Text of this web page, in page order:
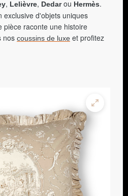
, Lelièvre, Dedarou Hermès.
exclusive d'objets uniques
pièce raconte une histoire
nos coussins de luxe et profitez